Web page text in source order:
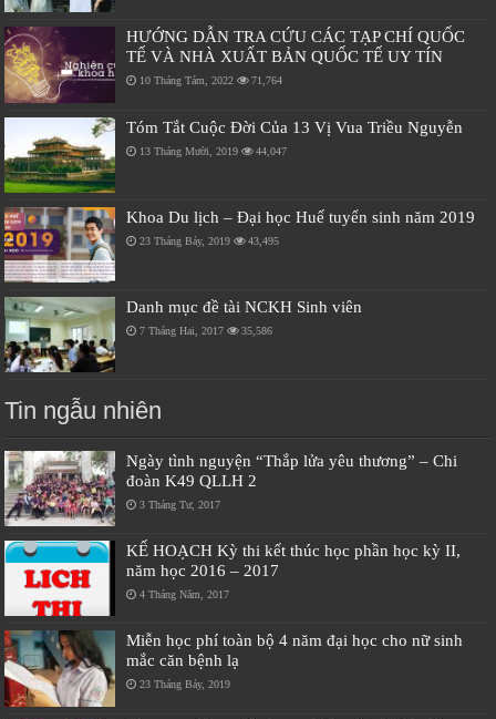
HƯỚNG DẪN TRA CỨU CÁC TẠP CHÍ QUỐC
TẾ VÀ NHÀ XUẤT BẢN QUỐC TẾ UY TÍN
10 Tháng Tám, 2022 71,764
Tóm Tắt Cuộc Đời Của 13 Vị Vua Triều Nguyễn
13 Tháng Mười, 2019 44,047
Khoa Du lịch – Đại học Huế tuyển sinh năm 2019
23 Tháng Bảy, 2019 43,495
Danh mục đề tài NCKH Sinh viên
7 Tháng Hai, 2017 35,586
Tin ngẫu nhiên
Ngày tình nguyện “Thắp lửa yêu thương” – Chi
đoàn K49 QLLH 2
3 Tháng Tư, 2017
KẾ HOẠCH Kỳ thi kết thúc học phần học kỳ II,
năm học 2016 – 2017
4 Tháng Năm, 2017
Miễn học phí toàn bộ 4 năm đại học cho nữ sinh
mắc căn bệnh lạ
23 Tháng Bảy, 2019